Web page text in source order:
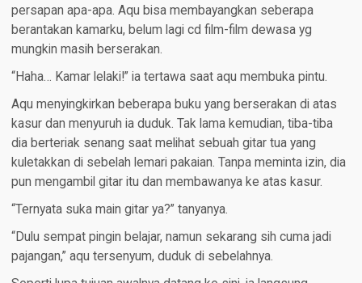
persapan apa-apa. Aqu bisa membayangkan seberapa
berantakan kamarku, belum lagi cd film-film dewasa yg
mungkin masih berserakan.
“Haha… Kamar lelaki!” ia tertawa saat aqu membuka pintu.
Aqu menyingkirkan beberapa buku yang berserakan di atas
kasur dan menyuruh ia duduk. Tak lama kemudian, tiba-tiba
dia berteriak senang saat melihat sebuah gitar tua yang
kuletakkan di sebelah lemari pakaian. Tanpa meminta izin, dia
pun mengambil gitar itu dan membawanya ke atas kasur.
“Ternyata suka main gitar ya?” tanyanya.
“Dulu sempat pingin belajar, namun sekarang sih cuma jadi
pajangan,” aqu tersenyum, duduk di sebelahnya.